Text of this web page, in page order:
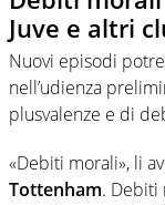
Juve e altri
Nuovi episodi
nell’udienza
plusvalenze e di
«Debiti morali», li
Tottenham. Debiti